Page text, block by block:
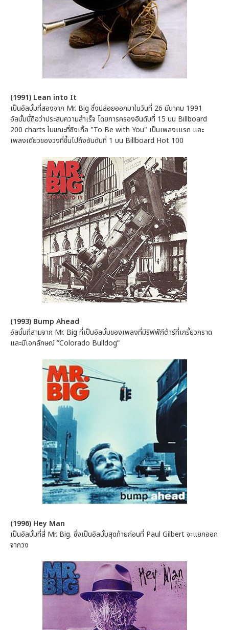
(1991) Lean into It
เป็นอัลบั้มที่สองจาก Mr. Big ซึ่งปล่อยออกมาในวันที่ 26 มีนาคม 1991
อัลบั้มนี้ถือว่าประสบความสำเร็จ โดยการครองอันดับที่ 15 บน Billboard
200 charts ในขณะที่ซิงเกิ้ล "To Be with You" เป็นเพลงเแรก และ
เพลงเดียวของวงที่ขึ้นไปถึงอันดับที่ 1 บน Billboard Hot 100
(1993) Bump Ahead
อัลบั้มที่สามจาก Mr. Big ที่เป็นอัลบั้มของเพลงที่มีริฟฟ์กีต้าร์ที่เกรี้ยวกราด
และมีเอกลักษณ์ ”Colorado Bulldog”
(1996) Hey Man
เป็นอัลบั้มที่สี่ Mr. Big. ซึ่งเป็นอัลบั้มสุดท้ายก่อนที่ Paul Gilbert จะแยกออก
จากวง